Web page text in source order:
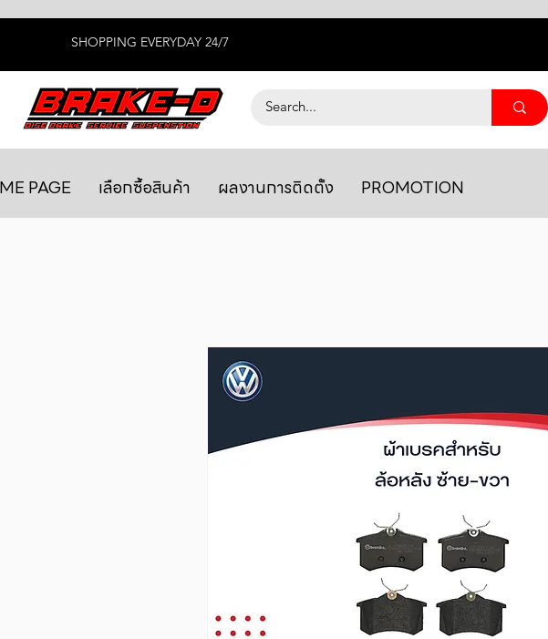
SHOPPING EVERYDAY 24/7
PAGE เลือกซื้อสินค้า ผลงานการติดตั้ง PROMOTION